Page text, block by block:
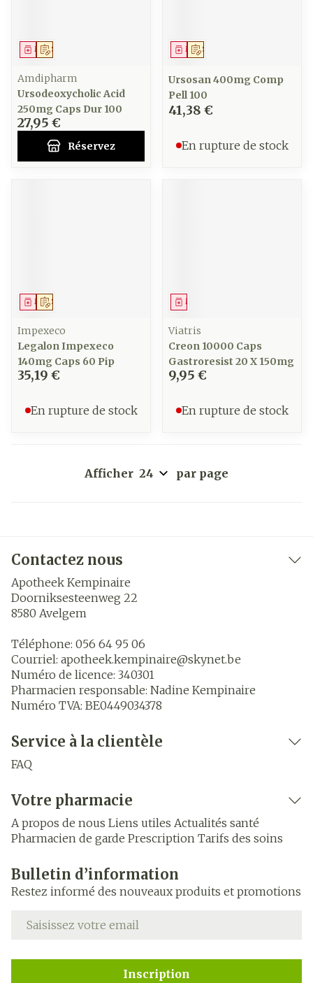
Sur prescription
Médicament
Amdipharm
Ursodeoxycholic Acid
250mg Caps Dur 100
27,95 €
Réservez
Sur prescription
Médicament
Ursosan 400mg Comp
Pell 100
41,38 €
En rupture de stock
Sur prescription
Médicament
Impexeco
Legalon Impexeco
140mg Caps 60 Pip
35,19 €
En rupture de stock
Médicament
Viatris
Creon 10000 Caps
Gastroresist 20 X 150mg
9,95 €
En rupture de stock
Afficher par page
Contactez nous
Apotheek Kempinaire
Doorniksesteenweg 22
8580 Avelgem
Téléphone: 056 64 95 06
Courriel: apotheek.kempinaire@skynet.be
Numéro de licence: 340301
Pharmacien responsable: Nadine Kempinaire
Numéro TVA: BE0449034378
Service à la clientèle
FAQ
Votre pharmacie
A propos de nous Liens utiles Actualités santé
Pharmacien de garde Prescription Tarifs des soins
Bulletin d’information
Restez informé des nouveaux produits et promotions
Adresse mail
Inscription